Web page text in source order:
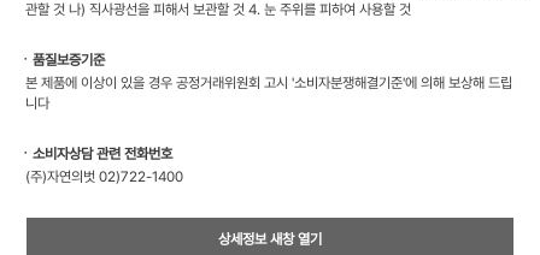
관할 것 나) 직사광선을 피해서 보관할 것 4. 눈 주위를 피하여 사용할 것
ㆍ품질보증기준
본 제품에 이상이 있을 경우 공정거래위원회 고시 '소비자분쟁해결기준'에 의해 보상해 드립
니다
ㆍ소비자상담 관련 전화번호
(주)자연의벗 02)722-1400
상세정보 새창 열기